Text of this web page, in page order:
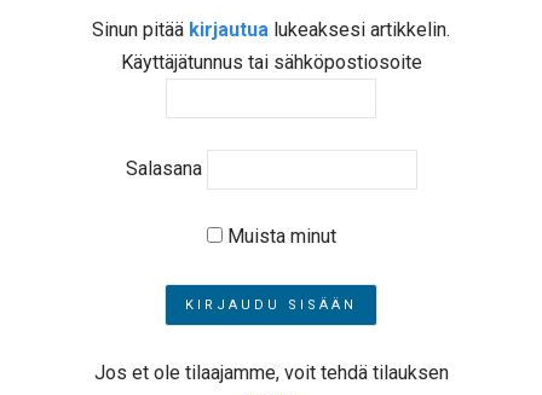
Sinun pitää kirjautua lukeaksesi artikkelin.
Käyttäjätunnus tai sähköpostiosoite
Salasana
Muista minut
Jos et ole tilaajamme, voit tehdä tilauksen